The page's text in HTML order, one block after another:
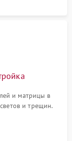
и матрицы в
и трещин.
корпуса.
обеспечения.